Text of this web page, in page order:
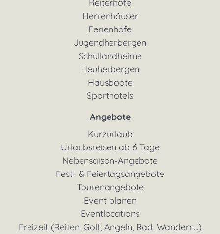
Reiterhöfe
Herrenhäuser
Ferienhöfe
Jugendherbergen
Schullandheime
Heuherbergen
Hausboote
Sporthotels
Angebote
Kurzurlaub
Urlaubsreisen ab 6 Tage
Nebensaison-Angebote
Fest- & Feiertagsangebote
Tourenangebote
Event planen
Eventlocations
Freizeit (Reiten, Golf, Angeln, Rad, Wandern...)